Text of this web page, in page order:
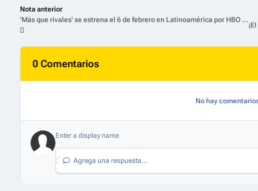
Nota anterior
'Más que rivales' se estrena el 6 de febrero en Latinoamérica por HBO Max
0 Comentarios
No hay
Agrega una respuesta...